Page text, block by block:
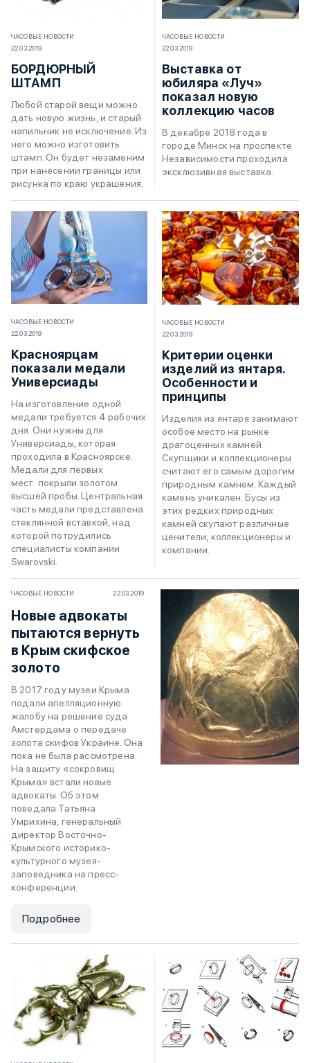
ЧАСОВЫЕ НОВОСТИ
22.03.2019
БОРДЮРНЫЙ
ШТАМП
Любой старой вещи можно
дать новую жизнь, и старый
напильник не исключение. Из
него можно изготовить
штамп. Он будет незаменим
при нанесении границы или
рисунка по краю украшения.
ЧАСОВЫЕ НОВОСТИ
22.03.2019
Выставка от
юбиляра «Луч»
показал новую
коллекцию часов
В декабре 2018 года в
городе Минск на проспекте
Независимости проходила
эксклюзивная выставка.
ЧАСОВЫЕ НОВОСТИ
22.03.2019
Красноярцам
показали медали
Универсиады
На изготовление одной
медали требуется 4 рабочих
дня. Они нужны для
Универсиады, которая
проходила в Красноярске.
Медали для первых
мест покрыли золотом
высшей пробы. Центральная
часть медали представлена
стеклянной вставкой, над
которой потрудились
специалисты компании
Swarovski.
ЧАСОВЫЕ НОВОСТИ
22.03.2019
Критерии оценки
изделий из янтаря.
Особенности и
принципы
Изделия из янтаря занимают
особое место на рынке
драгоценных камней.
Скупщики и коллекционеры
считают его самым дорогим
природным камнем. Каждый
камень уникален. Бусы из
этих редких природных
камней скупают различные
ценители, коллекционеры и
компании.
ЧАСОВЫЕ НОВОСТИ 22.03.2019
Новые адвокаты
пытаются вернуть
в Крым скифское
золото
В 2017 году музеи Крыма
подали апелляционную
жалобу на решение суда
Амстердама о передаче
золота скифов Украине. Она
пока не была рассмотрена.
На защиту «сокровищ
Крыма» встали новые
адвокаты. Об этом
поведала Татьяна
Умрихина, генеральный
директор Восточно-
Крымского историко-
культурного музея-
заповедника на пресс-
конференции.
Подробнее